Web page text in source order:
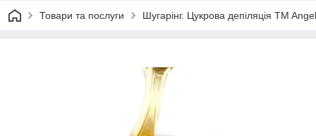
Товари та послуги Шугарінг. Цукрова депіляція TM